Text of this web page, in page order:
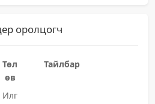
оролцогч
Төл
өв
Тайлбар
Илг